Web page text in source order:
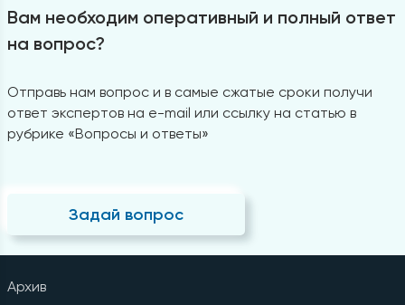
Вам необходим оперативный и полный ответ
на вопрос?
Отправь нам вопрос и в самые сжатые сроки получи
ответ экспертов на e-mail или ссылку на статью в
рубрике «Вопросы и ответы»
Задай вопрос
Архив